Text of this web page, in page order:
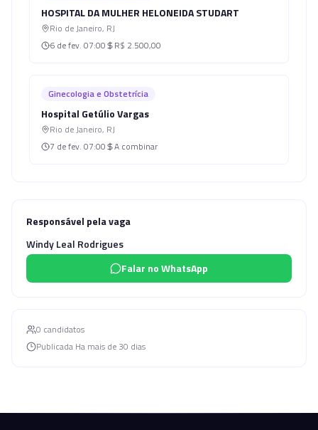
HOSPITAL DA MULHER HELONEIDA STUDART
Rio de Janeiro, RJ
6 de fev. 07:00 R$ 2.500,00
Ginecologia e Obstetrícia
Hospital Getúlio Vargas
Rio de Janeiro, RJ
7 de fev. 07:00 A combinar
Responsável pela vaga
Windy Leal Rodrigues
Falar no WhatsApp
0 candidatos
Publicada Ha mais de 30 dias